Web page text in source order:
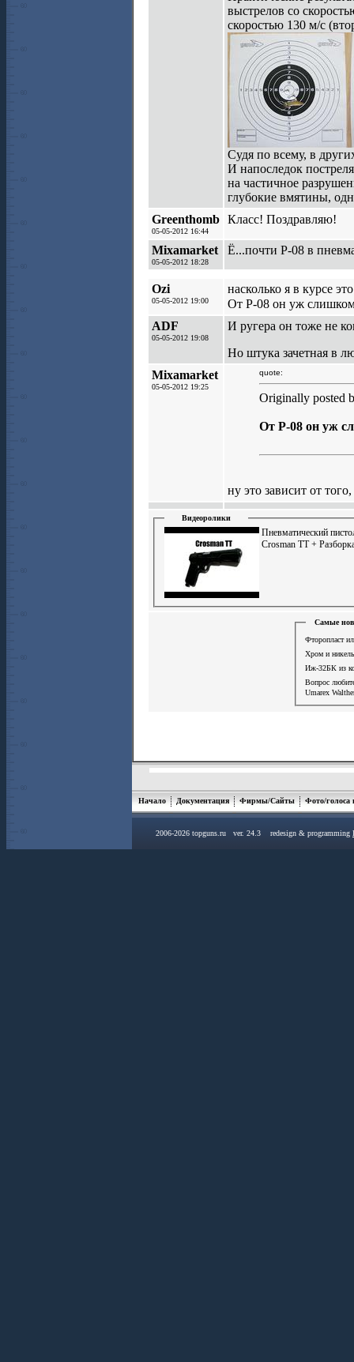
выстрелов со
скоростью 130 м/с
Судя по всему, в
И напоследок
на частичное
глубокие вмятины,
Greenthomb
05-05-2012 16:44
Класс! Поздравляю!
Mixamarket
05-05-2012 18:28
Ё...почти Р-08 в
Ozi
05-05-2012 19:00
насколько я в курсе
От Р-08 он уж
ADF
05-05-2012 19:08
И ругера он тоже не
Но штука зачетная в
Mixamarket
05-05-2012 19:25
quote:
Originally posted
От Р-08 он уж
ну это зависит от
Видеоролики
Пневматический
Crosman TT +
Самые
Фторопласт
Хром и
Иж-32БК из
Вопрос
Umarex
Начало Документация Фирмы/Сайты Фото/голоса
2006-2026 topguns.ru ver. 24.3 redesign & programming